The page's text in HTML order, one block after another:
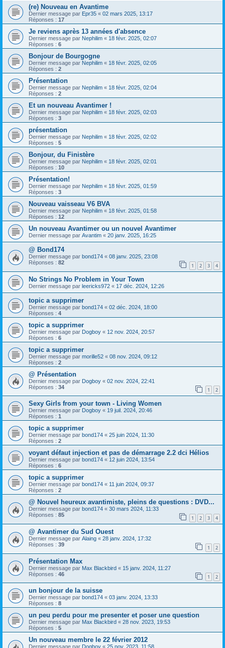
(re) Nouveau en Avantime
Dernier message par Epr35 « 02 mars 2025, 13:17
Réponses : 17
Je reviens après 13 années d'absence
Dernier message par Nephilim « 18 févr. 2025, 02:07
Réponses : 6
Bonjour de Bourgogne
Dernier message par Nephilim « 18 févr. 2025, 02:05
Réponses : 2
Présentation
Dernier message par Nephilim « 18 févr. 2025, 02:04
Réponses : 2
Et un nouveau Avantimer !
Dernier message par Nephilim « 18 févr. 2025, 02:03
Réponses : 3
présentation
Dernier message par Nephilim « 18 févr. 2025, 02:02
Réponses : 5
Bonjour, du Finistère
Dernier message par Nephilim « 18 févr. 2025, 02:01
Réponses : 10
Présentation!
Dernier message par Nephilim « 18 févr. 2025, 01:59
Réponses : 3
Nouveau vaisseau V6 BVA
Dernier message par Nephilim « 18 févr. 2025, 01:58
Réponses : 12
Un nouveau Avantimer ou un nouvel Avantimer
Dernier message par Avantim « 20 janv. 2025, 16:25
@ Bond174
Dernier message par bond174 « 08 janv. 2025, 23:08
Réponses : 82 1 2 3 4
No Strings No Problem in Your Town
Dernier message par leericks972 « 17 déc. 2024, 12:26
topic a supprimer
Dernier message par bond174 « 02 déc. 2024, 18:00
Réponses : 4
topic a supprimer
Dernier message par Dogboy « 12 nov. 2024, 20:57
Réponses : 6
topic a supprimer
Dernier message par morille52 « 08 nov. 2024, 09:12
Réponses : 2
@ Présentation
Dernier message par Dogboy « 02 nov. 2024, 22:41
Réponses : 34 1 2
Sexy Girls from your town - Living Women
Dernier message par Dogboy « 19 juil. 2024, 20:46
Réponses : 1
topic a supprimer
Dernier message par bond174 « 25 juin 2024, 11:30
Réponses : 2
voyant défaut injection et pas de démarrage 2.2 dci Hélios
Dernier message par bond174 « 12 juin 2024, 13:54
Réponses : 6
topic a supprimer
Dernier message par bond174 « 11 juin 2024, 09:37
Réponses : 2
@ Nouvel heureux avantimiste, pleins de questions : DVD...
Dernier message par bond174 « 30 mars 2024, 11:33
Réponses : 85 1 2 3 4
@ Avantimer du Sud Ouest
Dernier message par Alaing « 28 janv. 2024, 17:32
Réponses : 39 1 2
Présentation Max
Dernier message par Max Blackbird « 15 janv. 2024, 11:27
Réponses : 46 1 2
un bonjour de la suisse
Dernier message par bond174 « 03 janv. 2024, 13:33
Réponses : 8
un peu perdu pour me presenter et poser une question
Dernier message par Max Blackbird « 28 nov. 2023, 19:53
Réponses : 5
Un nouveau membre le 22 février 2012
Dernier message par Dogboy « 25 nov. 2023, 11:58